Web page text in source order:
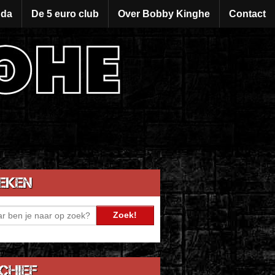
De 5 euro club Over Bobby Kinghe Contact